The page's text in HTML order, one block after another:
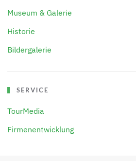
Museum & Galerie
Historie
Bildergalerie
SERVICE
TourMedia
Firmenentwicklung